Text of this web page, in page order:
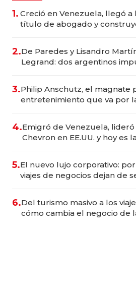
1. Creció en Venezuela, llegó a
título de abogado y
2.De Paredes y Lisandro
Legrand: dos argentinos
3.Philip Anschutz, el magnate
entretenimiento que va por
4.Emigró de Venezuela,
Chevron en EE.UU. y hoy es
5.El nuevo lujo corporativo:
viajes de negocios dejan de
6.Del turismo masivo a los
cómo cambia el negocio de